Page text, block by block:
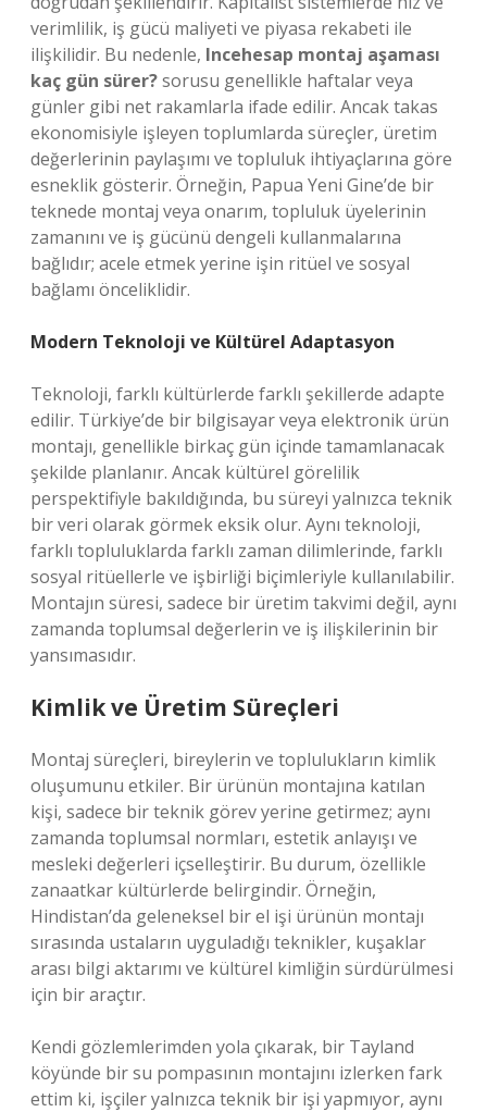
verimlilik, iş gücü maliyeti ve piyasa rekabeti ile
ilişkilidir. Bu nedenle, Incehesap montaj aşaması
kaç gün sürer?sorusu genellikle haftalar veya
günler gibi net rakamlarla ifade edilir. Ancak takas
ekonomisiyle işleyen toplumlarda süreçler, üretim
değerlerinin paylaşımı ve topluluk ihtiyaçlarına göre
esneklik gösterir. Örneğin, Papua Yeni Gine’de bir
teknede montaj veya onarım, topluluk üyelerinin
zamanını ve iş gücünü dengeli kullanmalarına
bağlıdır; acele etmek yerine işin ritüel ve sosyal
bağlamı önceliklidir.
Modern Teknoloji ve Kültürel Adaptasyon
Teknoloji, farklı kültürlerde farklı şekillerde adapte
edilir. Türkiye’de bir bilgisayar veya elektronik ürün
montajı, genellikle birkaç gün içinde tamamlanacak
şekilde planlanır. Ancak kültürel görelilik
perspektifiyle bakıldığında, bu süreyi yalnızca teknik
bir veri olarak görmek eksik olur. Aynı teknoloji,
farklı topluluklarda farklı zaman dilimlerinde, farklı
sosyal ritüellerle ve işbirliği biçimleriyle kullanılabilir.
Montajın süresi, sadece bir üretim takvimi değil, aynı
zamanda toplumsal değerlerin ve iş ilişkilerinin bir
yansımasıdır.
Kimlik ve Üretim Süreçleri
Montaj süreçleri, bireylerin ve toplulukların kimlik
oluşumunu etkiler. Bir ürünün montajına katılan
kişi, sadece bir teknik görev yerine getirmez; aynı
zamanda toplumsal normları, estetik anlayışı ve
mesleki değerleri içselleştirir. Bu durum, özellikle
zanaatkar kültürlerde belirgindir. Örneğin,
Hindistan’da geleneksel bir el işi ürünün montajı
sırasında ustaların uyguladığı teknikler, kuşaklar
arası bilgi aktarımı ve kültürel kimliğin sürdürülmesi
için bir araçtır.
Kendi gözlemlerimden yola çıkarak, bir Tayland
köyünde bir su pompasının montajını izlerken fark
ettim ki, işçiler yalnızca teknik bir işi yapmıyor, aynı